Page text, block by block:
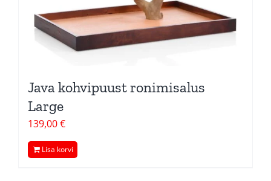
Java kohvipuust ronimisalus
Large
139,00€
Lisa korvi